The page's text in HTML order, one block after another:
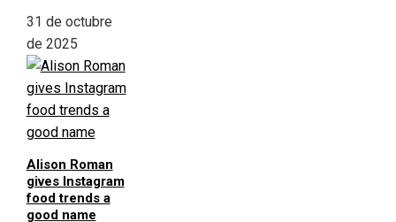
31 de octubre
de 2025
Alison Roman
gives Instagram
food trends a
good name